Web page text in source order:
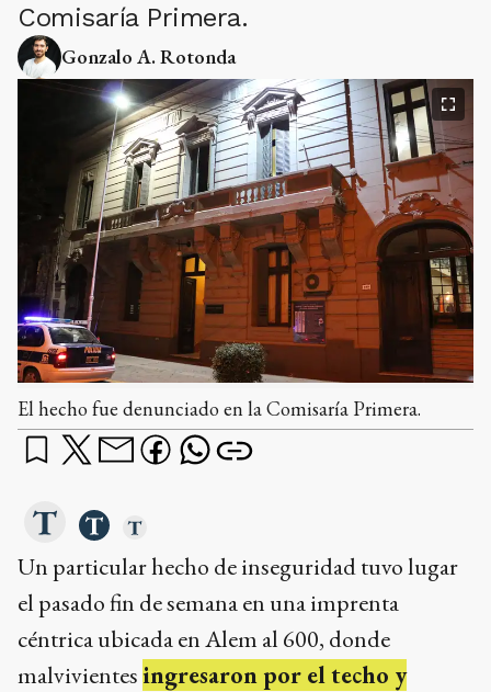
Comisaría Primera.
Gonzalo A. Rotonda
El hecho fue denunciado en la Comisaría Primera.
Un particular hecho de inseguridad tuvo lugar
el pasado fin de semana en una imprenta
céntrica ubicada en Alem al 600, donde
malvivientes ingresaron por el techo y